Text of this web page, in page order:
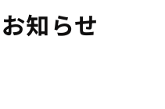
知らせ